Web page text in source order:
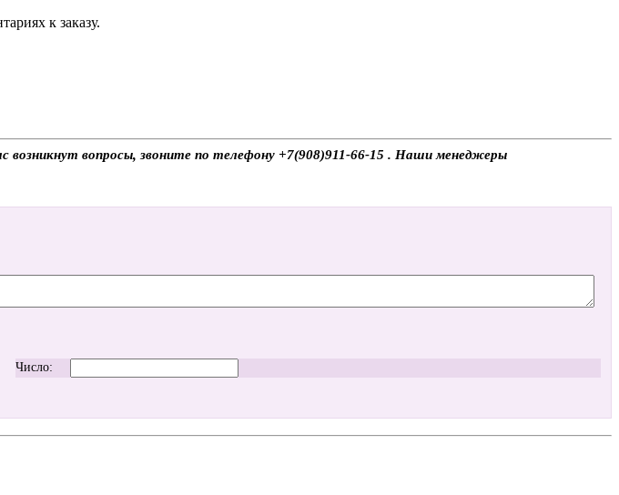
к заказу.
возникнут вопросы, звоните по телефону +7(908)911-66-15 . Наши менеджеры
Число: